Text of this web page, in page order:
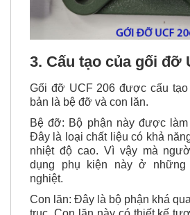
3. Cấu tạo của gối đỡ
Gối đỡUCF 206 được cấu tạo
bản là bệ đỡ và con lăn.
Bệ đỡ : Bộ phận này được làm
Đây là loại chất liệu cókhả
nhiệt độ cao. Vì vậy mà
dụng phụ kiện này ở những
nghiệt.
Con lăn
trục. Con lăn này có thiết kế
của vòng bi thông thường. Với